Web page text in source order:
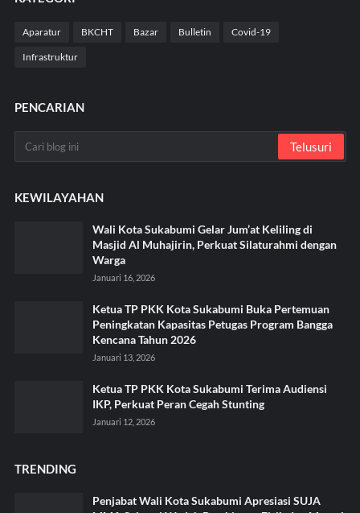
Aparatur BKCHT Bazar Bulletin Covid-19
Infrastruktur
PENCARIAN
KEWILAYAHAN
Wali Kota Sukabumi Gelar Jum’at Keliling di
Masjid Al Muhajirin, Perkuat Silaturahmi dengan
Warga
Januari 16, 2026
Ketua TP PKK Kota Sukabumi Buka Pertemuan
Peningkatan Kapasitas Petugas Program Bangga
Kencana Tahun 2026
Januari 13, 2026
Ketua TP PKK Kota Sukabumi Terima Audiensi
IKP, Perkuat Peran Cegah Stunting
Januari 12, 2026
TRENDING
Penjabat Wali Kota Sukabumi Apresiasi SUJA